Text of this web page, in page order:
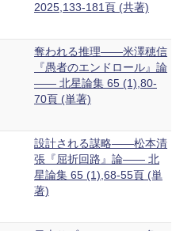
2025,133-181頁 (共著)
奪われる推理――米澤穂信
『愚者のエンドロール』論
―― 北星論集 65 (1),80-
70頁 (単著)
設計される謀略――松本清
張『屈折回路』論―― 北
星論集 65 (1),68-55頁 (単
著)